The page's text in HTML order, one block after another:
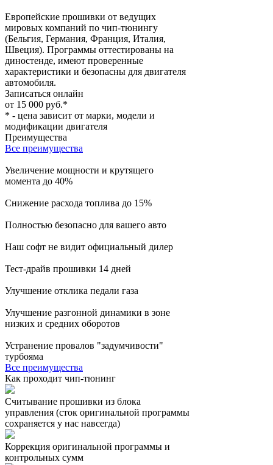
Европейские прошивки от ведущих
мировых компаний по чип-тюнингу
(Бельгия, Германия, Франция, Италия,
Швеция). Программы оттестированы на
диностенде, имеют проверенные
характеристики и безопасны для двигателя
автомобиля.
Записаться онлайн
от 15 000 руб.*
* - цена зависит от марки, модели и
модификации двигателя
Преимущества
Все преимущества
Увеличение мощности и крутящего
момента до 40%
Снижение расхода топлива до 15%
Полностью безопасно для вашего авто
Наш софт не видит официальный дилер
Тест-драйв прошивки 14 дней
Улучшение отклика педали газа
Улучшение разгонной динамики в зоне
низких и средних оборотов
Устранение провалов "задумчивости"
турбояма
Все преимущества
Как проходит чип-тюнинг
Считывание прошивки из блока
управления (сток оригинальной программы
сохраняется у нас навсегда)
Коррекция оригинальной программы и
контрольных сумм